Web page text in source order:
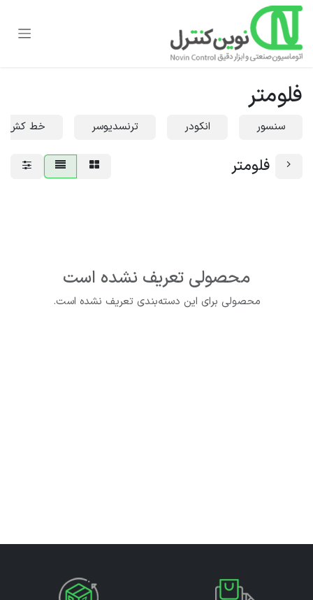
صرف نظر و مشاهده محتوا
فلومتر
سنسور انکودر ترنسدیوسر خط کش
فلومتر
محصولی تعریف نشده است
محصولی برای این دسته‌بندی تعریف نشده است.